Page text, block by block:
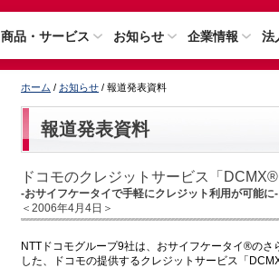
商品・サービス お知らせ 企業情報 法
ホーム / お知らせ / 報道発表資料
報道発表資料
ドコモのクレジットサービス「
-おサイフケータイで手軽にクレジット利用が可能に-
＜2006年4月4日＞
NTTドコモグループ9社は、おサイフケータイ®の
した、ドコモの提供するクレジットサービス「